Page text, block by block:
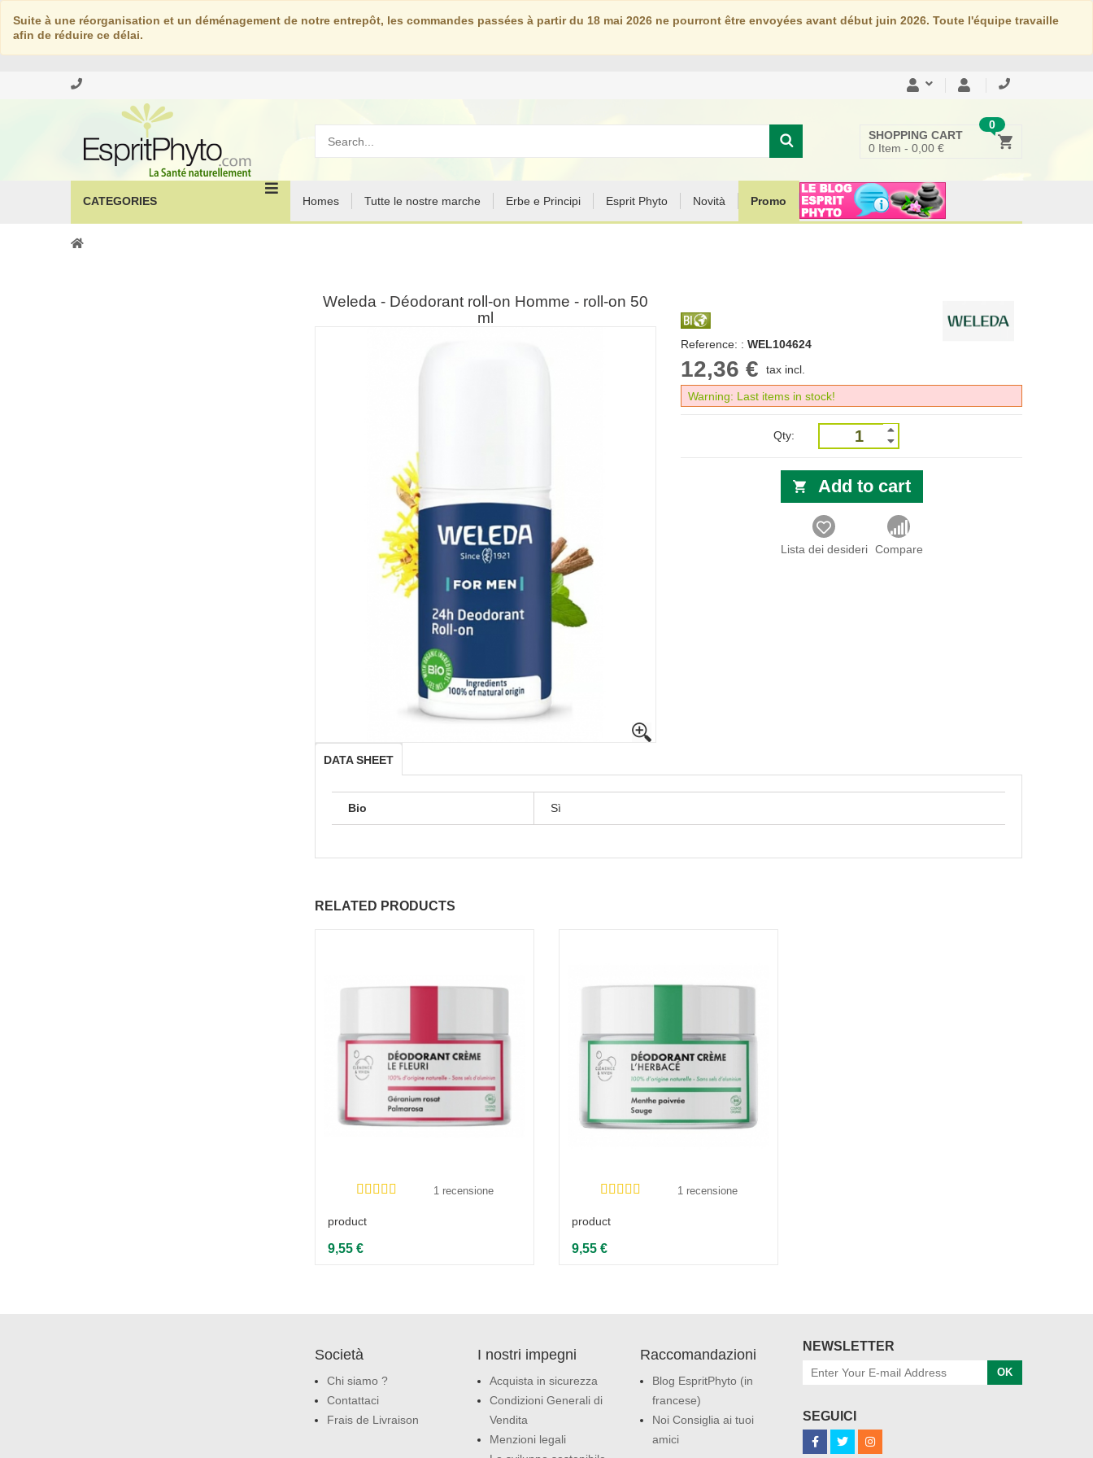
Suite à une réorganisation et un déménagement de notre entrepôt, les commandes passées à partir du 18 mai 2026 ne pourront être envoyées avant début juin 2026. Toute l'équipe travaille
afin de réduire ce délai.
0
SHOPPING CART
0 Item - 0,00 €
CATEGORIES Homes Tutte le nostre marche Erbe e Principi Esprit Phyto Novità Promo
Weleda - Déodorant roll-on Homme - roll-on 50
ml
Reference: : WEL104624
12,36 € tax incl.
Warning: Last items in stock!
Qty:
Add to cart
Lista dei desideri Compare
DATA SHEET
Bio Sì
RELATED PRODUCTS
1 recensione
product
9,55 €
1 recensione
product
9,55 €
Società
Chi siamo ?
Contattaci
Frais de Livraison
I nostri impegni
Acquista in sicurezza
Condizioni Generali di
Vendita
Menzioni legali
Raccomandazioni
Blog EspritPhyto (in
francese)
Noi Consiglia ai tuoi
amici
NEWSLETTER
OK
SEGUICI